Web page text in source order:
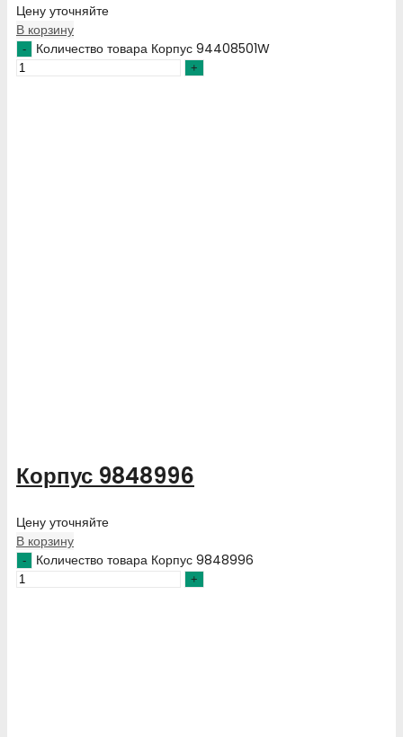
Цену уточняйте
В корзину
Количество товара Корпус 94408501W
Корпус 9848996
Цену уточняйте
В корзину
Количество товара Корпус 9848996